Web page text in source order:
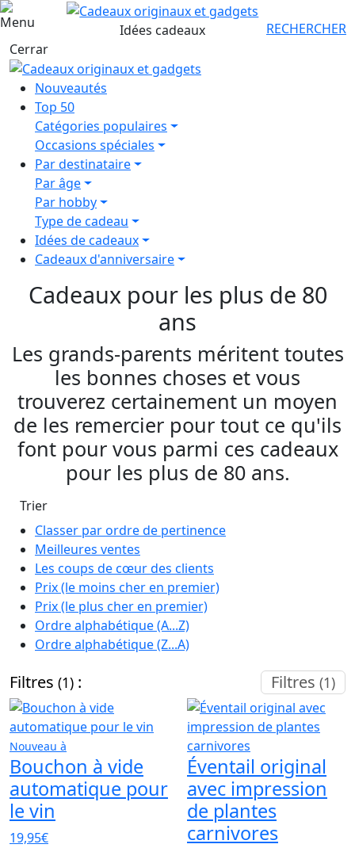
Idées cadeaux
RECHERCHER
Cerrar
Nouveautés
Top 50
Catégories populaires
Occasions spéciales
Par destinataire
Par âge
Par hobby
Type de cadeau
Idées de cadeaux
Cadeaux d'anniversaire
Cadeaux pour les plus de 80
ans
Les grands-parents méritent toutes
les bonnes choses et vous
trouverez certainement un moyen
de les remercier pour tout ce qu'ils
font pour vous parmi ces cadeaux
pour les plus de 80 ans.
Trier
Classer par ordre de pertinence
Meilleures ventes
Les coups de cœur des clients
Prix (le moins cher en premier)
Prix (le plus cher en premier)
Ordre alphabétique (A...Z)
Ordre alphabétique (Z...A)
Filtres (1) : Filtres (1)
Nouveau à
Bouchon à vide
automatique pour
le vin
19,95€
Éventail original
avec impression
de plantes
carnivores